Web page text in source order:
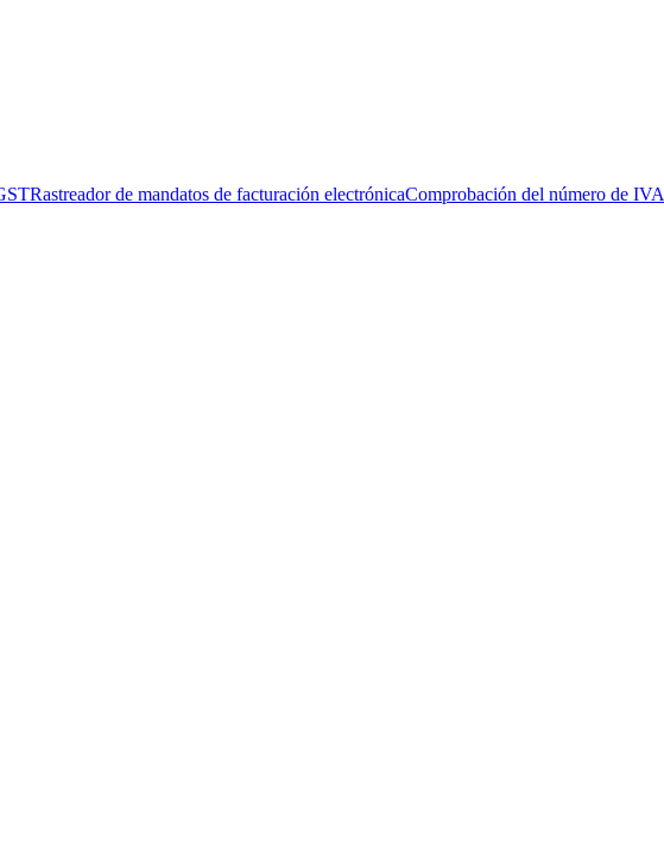
Rastreador de mandatos de facturación electrónicaComprobación del número de IVA